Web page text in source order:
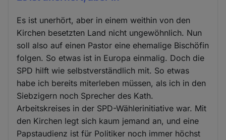
Es ist unerhört, aber in einem weithin von den
Kirchen besetzten Land nicht ungewöhnlich. Nun
soll also auf einen Pastor eine ehemalige Bischöfin
folgen. So etwas ist in Europa einmalig. Doch die
SPD hilft wie selbstverständlich mit. So etwas
habe ich bereits miterleben müssen, als ich in den
Siebzigern noch Sprecher des Kath.
Arbeitskreises in der SPD-Wählerinitiative war. Mit
den Kirchen legt sich kaum jemand an, und eine
Papstaudienz ist für Politiker noch immer höchst